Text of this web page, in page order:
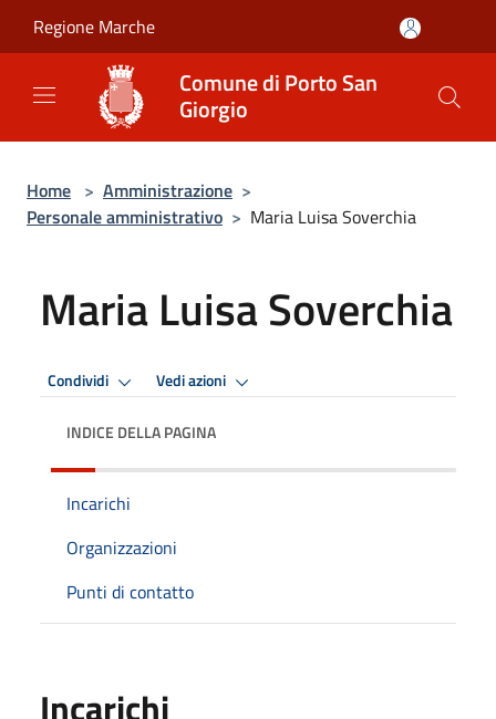
Regione Marche
Comune di Porto San
Giorgio
Home > Amministrazione >
Personale amministrativo > Maria Luisa Soverchia
Maria Luisa Soverchia
Condividi Vedi azioni
INDICE DELLA PAGINA
Incarichi
Organizzazioni
Punti di contatto
Incarichi